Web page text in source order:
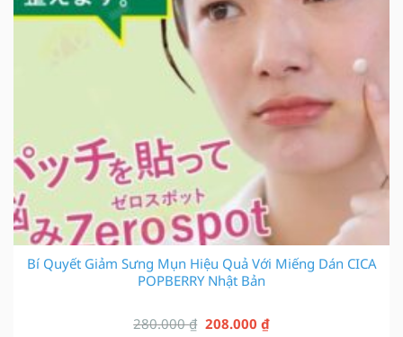
Bí Quyết Giảm Sưng Mụn Hiệu Quả Với Miếng Dán CICA
POPBERRY Nhật Bản
280.000₫ Giá
208.000 ₫Giá